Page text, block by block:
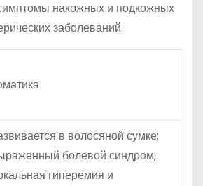
накожных и подкожных
заболеваний.
в волосяной сумке;
болевой синдром;
гиперемия и